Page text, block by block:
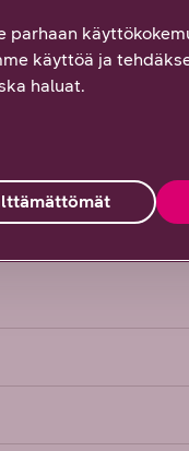
taajuudelliset
nimeä,
verkkoja. Verkon
käyttöä ja
haluat.